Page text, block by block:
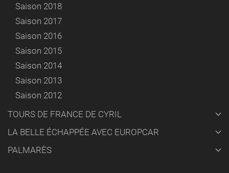
Saison 2018
Saison 2017
Saison 2016
Saison 2015
Saison 2014
Saison 2013
Saison 2012
TOURS DE FRANCE DE CYRIL
LA BELLE ÉCHAPPÉE AVEC EUROPCAR
PALMARÈS